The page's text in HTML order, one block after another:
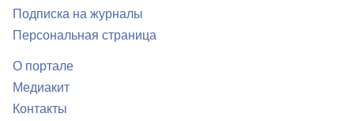
Подписка на журналы
Персональная страница
О портале
Медиакит
Контакты